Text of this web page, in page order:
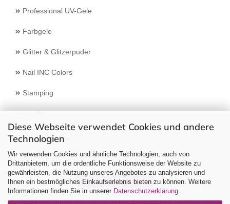
Diese Webseite verwendet Cookies und andere
Technologien
Wir verwenden Cookies und ähnliche Technologien, auch von
Drittanbietern, um die ordentliche Funktionsweise der Website zu
gewährleisten, die Nutzung unseres Angebotes zu analysieren und
Ihnen ein bestmögliches Einkaufserlebnis bieten zu können. Weitere
Informationen finden Sie in unserer Datenschutzerklärung
Professional UV-Gele
Farbgele
Glitter & Glitzerpuder
Nail INC Colors
Stamping
Feilen
Select Language
Vertrag widerrufen
Alle Preise verstehen sich inklusive der gesetzlichen Mehrwertsteuer,